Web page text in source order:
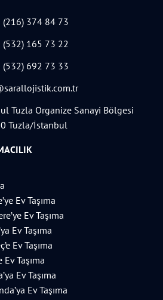
(216) 374 84 73
(532) 165 73 22
(532) 692 73 33
Tuzla Organize Sanayi Bölgesi
Tuzla/İstanbul
Ev Taşıma
Ev Taşıma
Ev Taşıma
Ev Taşıma
Ev Taşıma
Ev Taşıma
Ev Taşıma